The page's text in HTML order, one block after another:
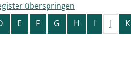
überspringen
E F G H I J K